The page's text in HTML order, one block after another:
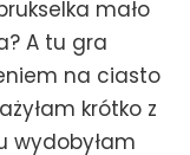
mało
A tu gra
na ciasto
krótko z
wydobyłam